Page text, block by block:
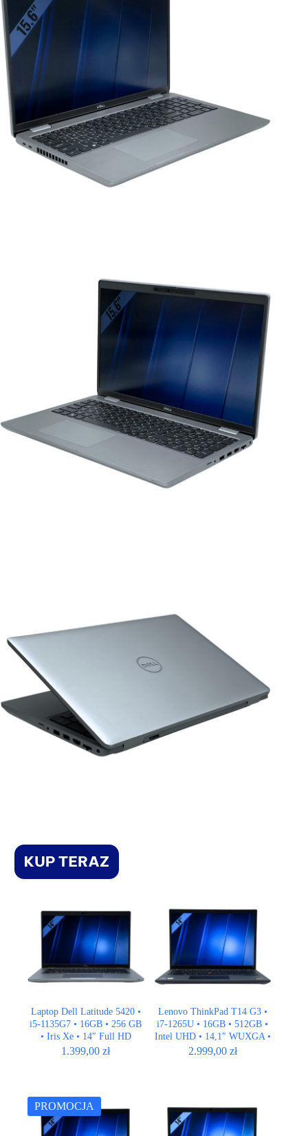
Laptop Dell Latitude 5420 •
i5-1135G7 • 16GB • 256 GB
• Iris Xe • 14″ Full HD
1.399,00zł
Lenovo ThinkPad T14 G3 •
i7-1265U • 16GB • 512GB •
Intel UHD • 14,1″ WUXGA •
QWERTY US • LTE
2.999,00 zł
PROMOCJA